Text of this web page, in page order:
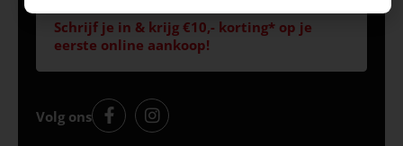
Schrijf je in & krijg €10,- korting* op je
eerste online aankoop!
Volg ons